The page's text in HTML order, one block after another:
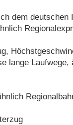
dem
lange Laufwege,